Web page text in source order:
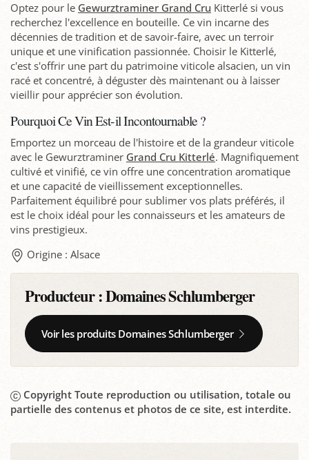
Optez pour le Gewurztraminer Grand Cru Kitterlé si vous
recherchez l'excellence en bouteille. Ce vin incarne des
décennies de tradition et de savoir-faire, avec un terroir
unique et une vinification passionnée. Choisir le Kitterlé,
c'est s'offrir une part du patrimoine viticole alsacien, un vin
racé et concentré, à déguster dès maintenant ou à laisser
vieillir pour apprécier son évolution.
Pourquoi Ce Vin Est-il Incontournable ?
Emportez un morceau de l'histoire et de la grandeur viticole
avec le Gewurztraminer Grand Cru Kitterlé. Magnifiquement
cultivé et vinifié, ce vin offre une concentration aromatique
et une capacité de vieillissement exceptionnelles.
Parfaitement équilibré pour sublimer vos plats préférés, il
est le choix idéal pour les connaisseurs et les amateurs de
vins prestigieux.
Origine : Alsace
Producteur :Domaines Schlumberger
Voir les produits Domaines Schlumberger
Copyright Toute reproduction ou utilisation, totale ou
partielle des contenus et photos de ce site, est interdite.